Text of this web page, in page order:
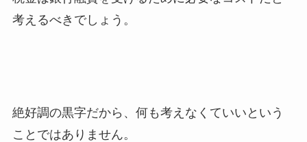
考えるべきでしょう。
絶好調の黒字だから、何も考えなくていいという
ことではありません。